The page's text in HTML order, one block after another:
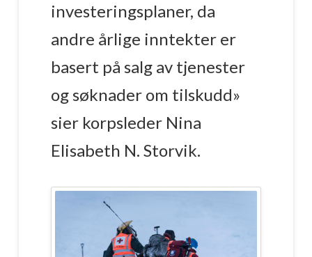
investeringsplaner, da
andre årlige inntekter er
basert på salg av tjenester
og søknader om tilskudd»
sier korpsleder Nina
Elisabeth N. Storvik.